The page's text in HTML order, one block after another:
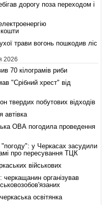
дорогу поза переходом і
трави вогонь пошкодив ліс
2026
70 кілограмів риби
"Срібний хрест" від
твердих побутових відходів
автівка
ОВА погодила проведення
у Черкасах засудили
про пересування ТЦК
військових
черкащанин організував
освітянка